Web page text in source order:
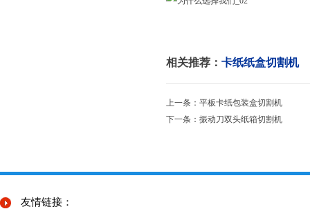
相关推荐： 卡纸纸盒切割机
上一条：平板卡纸包装盒切割机
下一条：振动刀双头纸箱切割机
友情链接：